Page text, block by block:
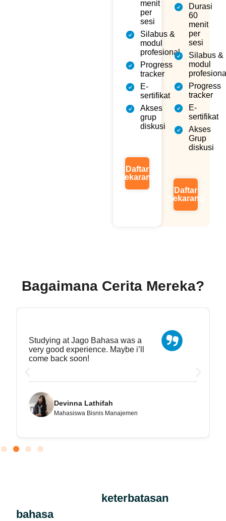
menit
per
sesi
Silabus &
modul
profesional
Progress
tracker
E-
sertifikat
Akses
grup
diskusi
Daftar
Sekarang
Durasi
60
menit
per
sesi
Silabus &
modul
Progress
tracker
E-
sertifikat
Akses
Grup
diskusi
Daftar
Sekarang
Bagaimana Cerita Mereka?
Saya sangat terbantu dgn jadwal
Jagobahasa yg bisa disesuaikan
dgn pekerjaan
Vioreta
Banker
keterbatasan
bahasa